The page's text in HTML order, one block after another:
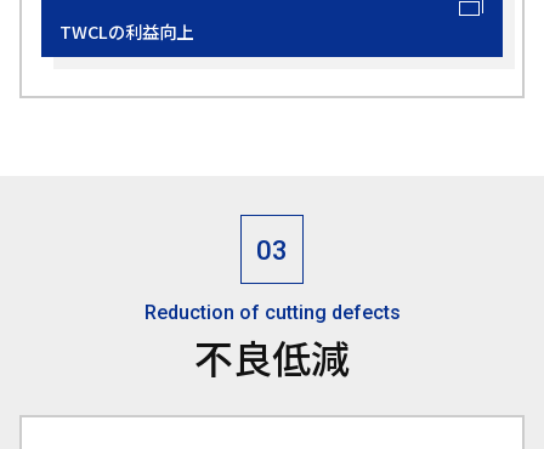
TWCLの利益向上
Reduction of cutting defects
不良低減